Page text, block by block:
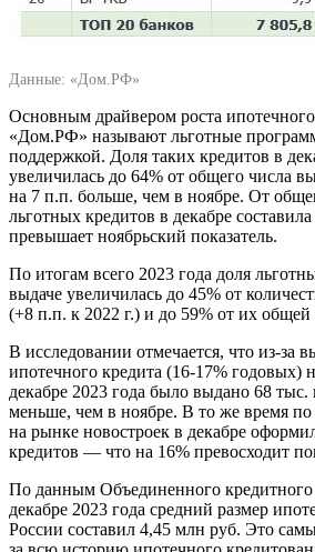
Данные: «Дом.РФ»
Основным драйвером роста
«Дом.РФ» называют льготные
поддержкой. Доля таких кредитов в
увеличилась до 64% от общего числа
на 7 п.п. больше, чем в ноябре. От
льготных кредитов в декабре
превышает ноябрьский показатель.
По итогам всего 2023 года доля
выдаче увеличилась до 45% от
(+8 п.п. к 2022 г.) и до 59% от их
В исследовании отмечается, что из-за
ипотечного кредита (16-17% годовых)
декабре 2023 года было выдано 68 тыс.
меньше, чем в ноябре. В то же время
на рынке новостроек в декабре
кредитов — что на 16% превосходит
По данным Объединенного
декабре 2023 года средний размер
России составил 4,45 млн руб. Это